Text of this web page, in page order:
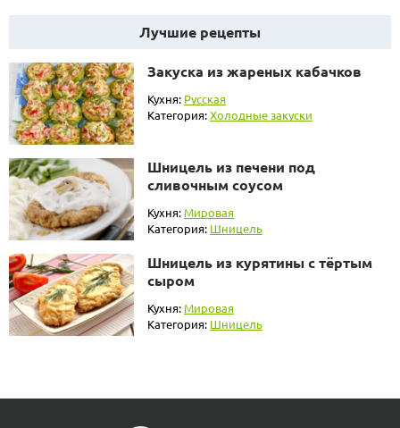
Лучшие рецепты
Закуска из жареных кабачков
Кухня: Русская
Категория:Холодные закуски
Шницель из печени под
сливочным соусом
Кухня: Мировая
Категория: Шницель
Шницель из курятины с тёртым
сыром
Кухня: Мировая
Категория: Шницель